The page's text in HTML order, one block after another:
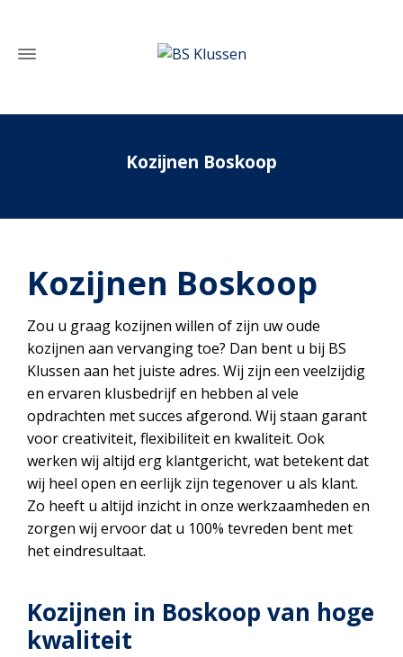
Kozijnen Boskoop
Kozijnen Boskoop
Zou u graag kozijnen willen of zijn uw oude
kozijnen aan vervanging toe? Dan bent u bij BS
Klussen aan het juiste adres. Wij zijn een veelzijdig
en ervaren klusbedrijf en hebben al vele
opdrachten met succes afgerond. Wij staan garant
voor creativiteit, flexibiliteit en kwaliteit. Ook
werken wij altijd erg klantgericht, wat betekent dat
wij heel open en eerlijk zijn tegenover u als klant.
Zo heeft u altijd inzicht in onze werkzaamheden en
zorgen wij ervoor dat u 100% tevreden bent met
het eindresultaat.
Kozijnen in Boskoop van hoge
kwaliteit